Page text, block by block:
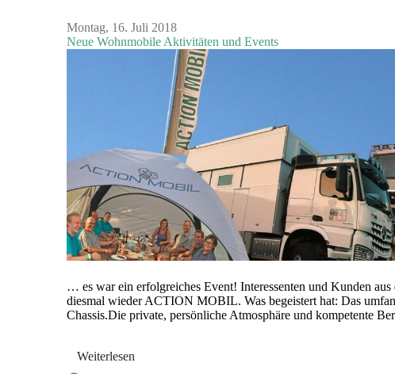
Montag, 16. Juli 2018
Neue Wohnmobile Aktivitäten und Events
… es war ein erfolgreiches Event! Interessenten und Kunden
diesmal wieder ACTION MOBIL. Was begeistert hat: Das
Chassis.Die private, persönliche Atmosphäre und kompetente
Weiterlesen